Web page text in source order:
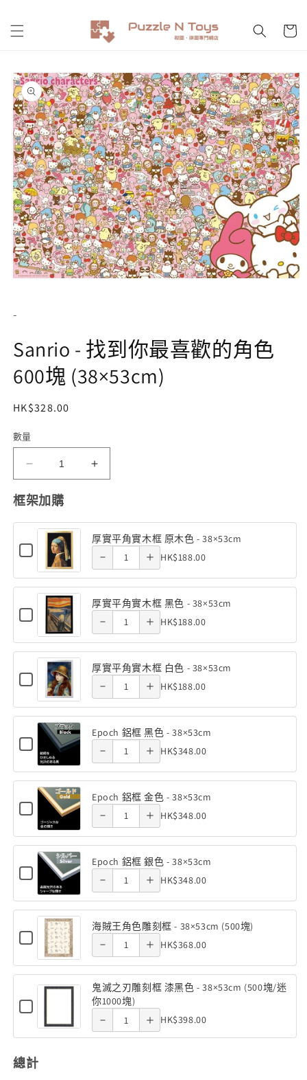
物
略過產
品資訊
中
啟
媒
案
-
Sanrio - 找到你最喜歡的角色
600塊 (38×53cm)
定
HK$328.00
存
單
位
(SKU):
數量
Sanrio
-
找
到
最
喜
歡
的
色
600
塊
(38×53cm)
數
量
減
少
Sanrio
-
到
你
最
喜
歡
的
角
色
塊
(38×53cm)
數
量
加
框架加購
Checkbox
for
實
角
實
木
色
38×53cm
厚實平角實木框 原木色 - 38×53cm
Quantity
of
厚
實
角
實
木
框
原
木
-
38×53cm
of 厚實平
原木色 -
38×53cm
of 厚實平
原木色 -
38×53cm
HK$188.00
Checkbox
for
實
角
實
色
-
38×53cm
厚實平角實木框 黑色 - 38×53cm
Quantity
of
厚
實
角
實
木
框
黑
色
38×53cm
Decrease
quantity
of 厚實平
黑色 -
38×53cm
Increase
quantity
of 厚實平
黑色 -
38×53cm
HK$188.00
Checkbox
for
實
角
實
色
-
38×53cm
厚實平角實木框 白色 - 38×53cm
Quantity
of
厚
實
角
實
木
框
白
色
38×53cm
Decrease
quantity
of 厚實平
白色 -
38×53cm
Increase
quantity
of 厚實平
白色 -
38×53cm
HK$188.00
Checkbox
for
Epoch
鋁
黑
色
Epoch 鋁框 黑色 - 38×53cm
Quantity
of
Epoch
鋁
黑
色
38×53cm
Decrease
quantity
of Epoch
色 -
38×53cm
Increase
quantity
of Epoch
色 -
38×53cm
HK$348.00
Checkbox
for
Epoch
鋁
金
色
Epoch 鋁框 金色 - 38×53cm
Quantity
of
Epoch
鋁
金
色
38×53cm
Decrease
quantity
of Epoch
色 -
38×53cm
Increase
quantity
of Epoch
色 -
38×53cm
HK$348.00
Checkbox
for
Epoch
鋁
銀
色
Epoch 鋁框 銀色 - 38×53cm
Quantity
of
Epoch
鋁
銀
色
-
38×53cm
Decrease
quantity
of Epoch
色 -
38×53cm
Increase
quantity
of Epoch
色 -
38×53cm
HK$348.00
Checkbox
for
賊
角
色
刻
-
38×53cm
海賊王角色雕刻框 - 38×53cm (500塊)
Quantity
of
海
賊
角
Decrease
quantity
of 海賊王
框 -
38×53cm
(500塊)
Increase
quantity
角色雕刻
框 -
38×53cm
HK$368.00
Checkbox
for
滅
之
刃
鬼滅之刃雕刻框 漆黑色 - 38×53cm (500塊/迷
你1000塊)
Quantity
of
Decrease
quantity
of 鬼滅之
刃雕刻框
38×53cm
Increase
quantity
of 鬼滅之
刃雕刻框
漆黑色 -
38×53cm
HK$398.00
總計